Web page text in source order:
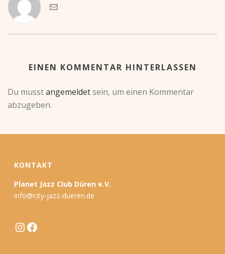
EINEN KOMMENTAR HINTERLASSEN
Du musstangemeldetsein, um einen Kommentar
abzugeben.
KONTAKT
Planet Jazz Club Düren e.V.
info@city-jazz-dueren.de
Instagram
Facebook